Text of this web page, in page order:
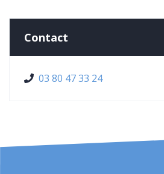
Contact
03 80 47 33 24